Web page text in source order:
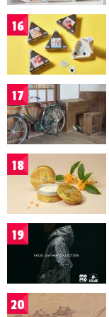
16
17
18
19
20